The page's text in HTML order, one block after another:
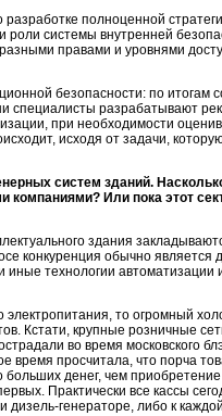
полноценной
системы внутренней
правами и уровнями
безопасности: по итогам
специалисты разрабатывают
при необходимости
исходя от задачи,
систем зданий.
компаниями? Или пока этот
здания
конкуренция обычно является
иные технологии
то огромный
Кстати, крупные розничные
во время московского
время просчитала, что порча
больших денег, чем
Практически все кассы
генераторе, либо к